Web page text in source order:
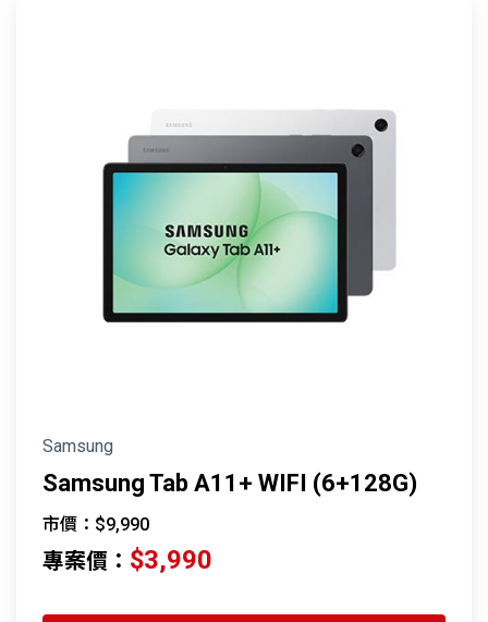
Samsung
Samsung Tab A11+ WIFI (6+128G)
市價：$9,990
專案價： $3,990